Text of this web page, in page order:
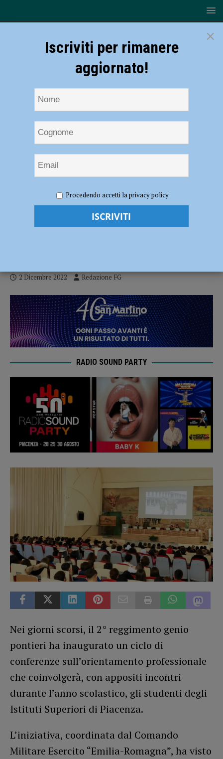
professionale, il Genio Pontieri incontra gli studenti del liceo Respighi
Orientamento professionale, il Genio
2 Dicembre 2022 Redazione FG
RADIO SOUND PARTY
Nei giorni scorsi, il 2° reggimento genio
pontieri ha inaugurato un ciclo di
conferenze sull’orientamento professionale
che coinvolgerà, con appositi incontri
durante l’anno scolastico, gli studenti degli
Istituti Superiori di Piacenza.
L’iniziativa, coordinata dal Comando
Militare Esercito “Emilia-Romagna”, ha visto
×
Iscriviti per rimanere
aggiornato!
Procedendo accetti la privacy policy